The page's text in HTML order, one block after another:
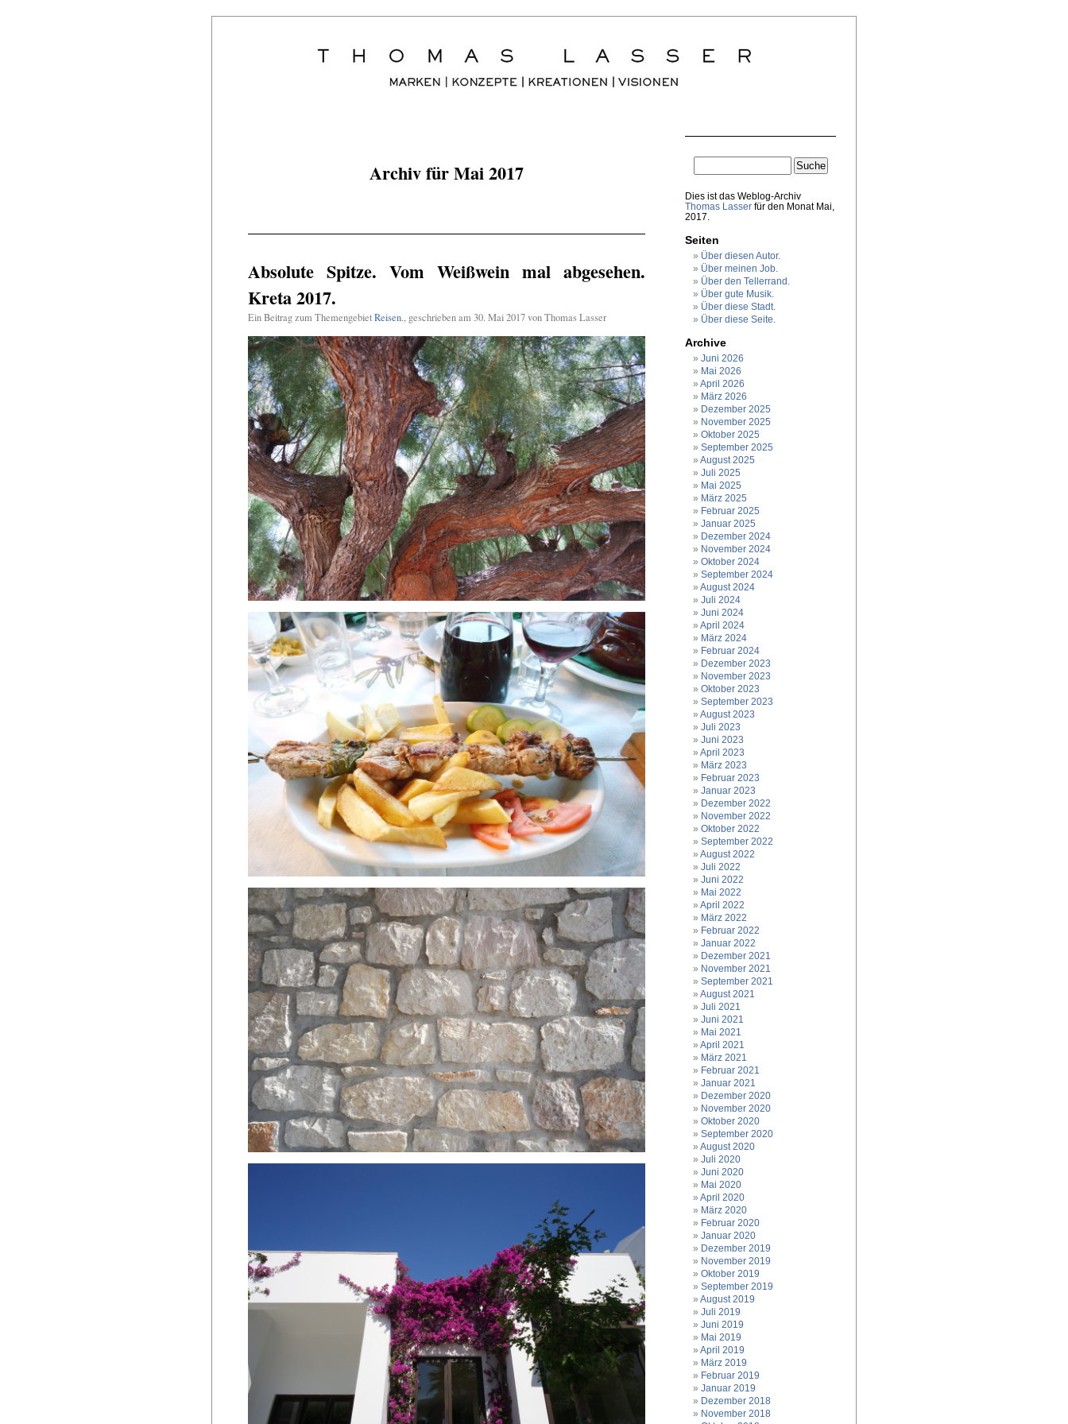
Archiv für Mai 2017
Absolute Spitze. Vom Weißwein mal abgesehen.
Kreta 2017.
Ein Beitrag zum ThemengebietReisen., geschrieben am 30. Mai 2017 von Thomas Lasser
Dies ist das Weblog-Archiv
Thomas Lasser für den Monat Mai,
2017.
Seiten
Über diesen Autor.
Über meinen Job.
Über den Tellerrand.
Über gute Musik.
Über diese Stadt.
Über diese Seite.
Archive
Juni 2026
Mai 2026
April 2026
März 2026
Dezember 2025
November 2025
Oktober 2025
September 2025
August 2025
Juli 2025
Mai 2025
März 2025
Februar 2025
Januar 2025
Dezember 2024
November 2024
Oktober 2024
September 2024
August 2024
Juli 2024
Juni 2024
April 2024
März 2024
Februar 2024
Dezember 2023
November 2023
Oktober 2023
September 2023
August 2023
Juli 2023
Juni 2023
April 2023
März 2023
Februar 2023
Januar 2023
Dezember 2022
November 2022
Oktober 2022
September 2022
August 2022
Juli 2022
Juni 2022
Mai 2022
April 2022
März 2022
Februar 2022
Januar 2022
Dezember 2021
November 2021
September 2021
August 2021
Juli 2021
Juni 2021
Mai 2021
April 2021
März 2021
Februar 2021
Januar 2021
Dezember 2020
November 2020
Oktober 2020
September 2020
August 2020
Juli 2020
Juni 2020
Mai 2020
April 2020
März 2020
Februar 2020
Januar 2020
Dezember 2019
November 2019
Oktober 2019
September 2019
August 2019
Juli 2019
Juni 2019
Mai 2019
April 2019
März 2019
Februar 2019
Januar 2019
Dezember 2018
November 2018